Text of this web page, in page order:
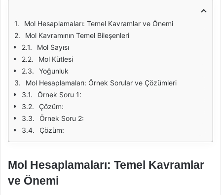
Mol Hesaplamaları: Temel Kavramlar ve Önemi
Mol Kavramının Temel Bileşenleri
Mol Sayısı
Mol Kütlesi
Yoğunluk
Mol Hesaplamaları: Örnek Sorular ve Çözümleri
Örnek Soru 1:
Çözüm:
Örnek Soru 2:
Çözüm:
Mol Hesaplamaları: Temel Kavramlar
ve Önemi